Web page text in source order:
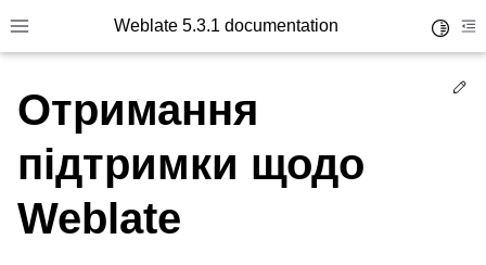
Toggle site navigation sidebar
Weblate 5.3.1 documentation
Отримання
підтримки щодо
Weblate